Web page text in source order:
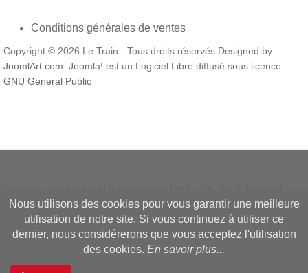
Conditions générales de ventes
Copyright © 2026 Le Train - Tous droits réservés Designed by
JoomlArt.com. Joomla! est un Logiciel Libre diffusé sous licence
GNU General Public
underMIT License.
Font Awesomefont licensed underSIL OFL 1.1.
Nous utilisons des cookies pour vous garantir une meilleure
utilisation de notre site. Si vous continuez à utiliser ce
dernier, nous considérerons que vous acceptez l'utilisation
des cookies. En savoir plus...